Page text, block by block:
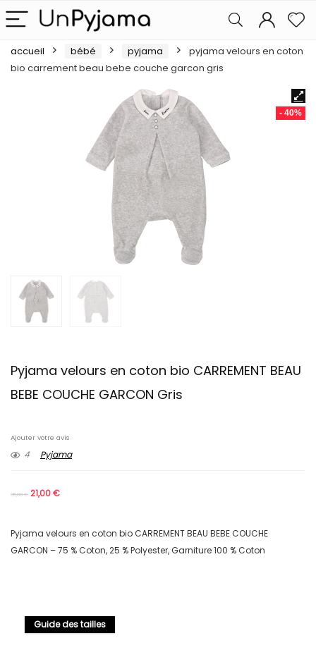
accueil bébé pyjama
pyjama velours en coton
bio carrement beau bebe couche garcon gris
- 40%
Pyjama velours en coton bio CARREMENT BEAU
BEBE COUCHE GARCON Gris
Ajouter votre avis
4 Pyjama
35,00€ 21,00€
Pyjama velours en coton bio CARREMENT BEAU BEBE COUCHE
GARCON – 75 % Coton, 25 % Polyester, Garniture 100 % Coton
Guide des tailles